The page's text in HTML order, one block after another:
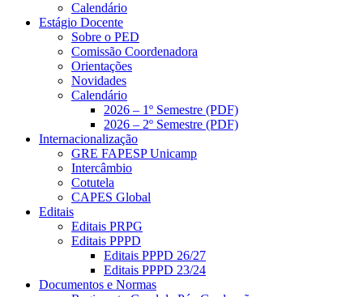
Calendário
Estágio Docente
Sobre o PED
Comissão Coordenadora
Orientações
Novidades
Calendário
2026 – 1º Semestre (PDF)
2026 – 2º Semestre (PDF)
Internacionalização
GRE FAPESP Unicamp
Intercâmbio
Cotutela
CAPES Global
Editais
Editais PRPG
Editais PPPD
Editais PPPD 26/27
Editais PPPD 23/24
Documentos e Normas